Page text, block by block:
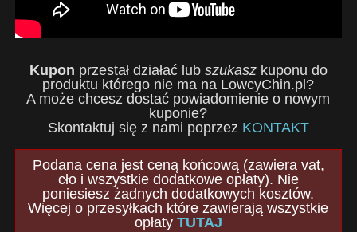
Kupon przestał działać lub szukaszkuponu do
produktu którego nie ma na LowcyChin.pl?
A może chcesz dostać powiadomienie o nowym
kuponie?
Skontaktuj się z nami poprzez KONTAKT
Podana cena jest ceną końcową (zawiera vat,
cło i wszystkie dodatkowe opłaty). Nie
poniesiesz żadnych dodatkowych kosztów.
Więcej o przesyłkach które zawierają wszystkie
opłaty TUTAJ